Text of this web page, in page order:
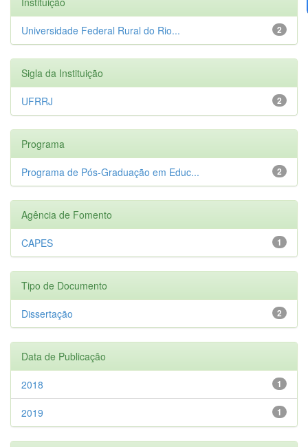
2
Universidade Federal Rural do Rio...
Sigla da Instituição
2
UFRRJ
Programa
2
Programa de Pós-Graduação em Educ...
Agência de Fomento
1
CAPES
Tipo de Documento
2
Dissertação
Data de Publicação
1
2018
1
2019